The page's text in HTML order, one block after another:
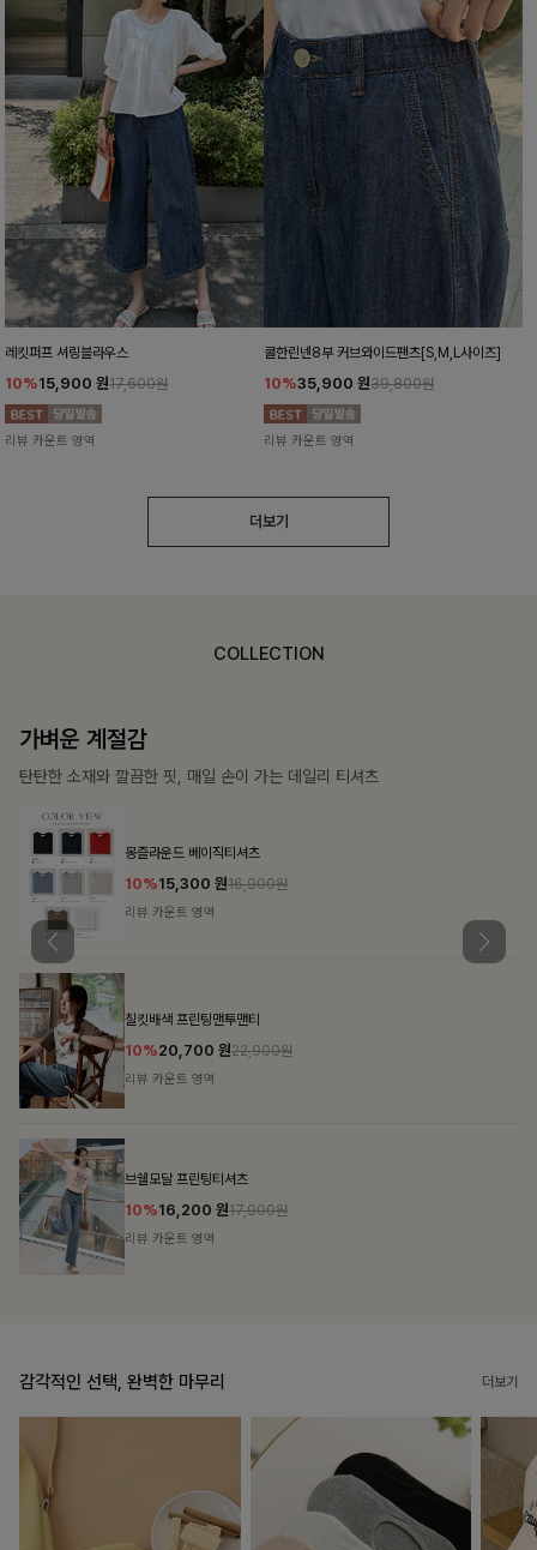
레킷퍼프 셔링블라우스
10%15,900 원17,600원
리뷰 카운트 영역
쿨한린넨8부 커브와이드팬츠[S,M,L사이즈]
10%35,900 원39,800원
리뷰 카운트 영역
더보기
COLLECTION
가장 쉬운 코디
특별한 날부터 일상까지 함께하는 룩
감각적인 선택, 완벽한 마무리 더보기